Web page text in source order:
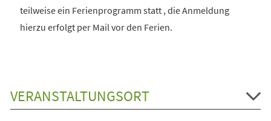
teilweise ein Ferienprogramm statt , die Anmeldung
hierzu erfolgt per Mail vor den Ferien.
VERANSTALTUNGSORT